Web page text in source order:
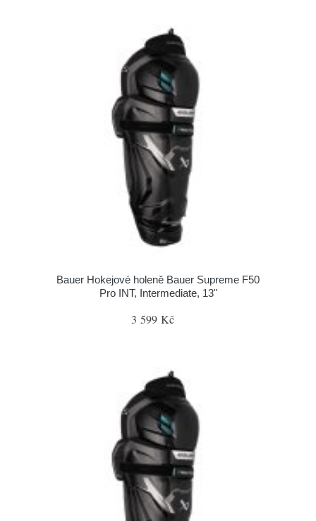
Bauer Hokejové holeně Bauer Supreme F50
Pro INT, Intermediate, 13"
3 599 Kč